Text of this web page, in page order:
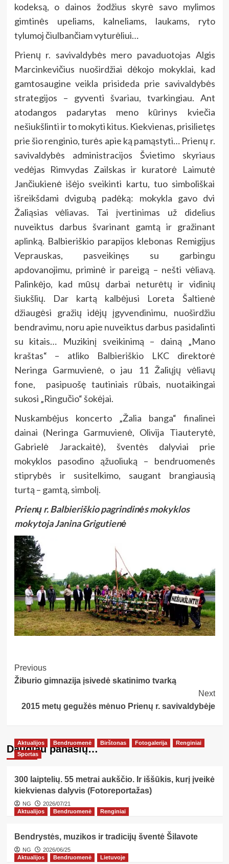
kodeksą, o dainos žodžius skyrė savo mylimos
gimtinės upeliams, kalneliams, laukams, ryto
tylumoj čiulbančiam vyturėliui…
Prienų r. savivaldybės mero pavaduotojas Algis
Marcinkevičius nuoširdžiai dėkojo mokyklai, kad
gamtosaugine veikla prisideda prie savivaldybės
strategijos – gyventi švariau, tvarkingiau. Ant
atodangos padarytas meno kūrinys kviečia
nešiukšlinti ir to mokyti kitus. Kiekvienas, prisilietęs
prie šio renginio, turės apie ką pamąstyti… Prienų r.
savivaldybės administracijos Švietimo skyriaus
vedėjas Rimvydas Zailskas ir kuratorė Laimutė
Jančiukienė išėjo sveikinti kartu, tuo simboliškai
išreikšdami dvigubą padėką: mokykla gavo dvi
Žaliąsias vėliavas. Tai įvertinimas už didelius
nuveiktus darbus švarinant gamtą ir gražinant
aplinką. Balbieriškio parapijos klebonas Remigijus
Veprauskas, pasveikinęs su garbingu
apdovanojimu, priminė ir pareigą – nešti vėliavą.
Palinkėjo, kad mūsų darbai neturėtų ir vidinių
šiukšlių. Dar kartą kalbėjusi Loreta Šaltienė
džiaugėsi gražių idėjų įgyvendinimu, nuoširdžiu
bendravimu, noru apie nuveiktus darbus pasidalinti
su kitais… Muzikinį sveikinimą – dainą „Mano
kraštas“ – atliko Balbieriškio LKC direktorė
Neringa Garmuvienė, o jau 11 Žaliųjų vėliavų
fone, pasipuošę tautiniais rūbais, nuotaikingai
sukosi „Ringučio“ šokėjai.
Nuskambėjus koncerto „Žalia banga“ finalinei
dainai (Neringa Garmuvienė, Olivija Tiauterytė,
Gabrielė Jarackaitė), šventės dalyviai prie
mokyklos pasodino ąžuoliuką – bendruomenės
stiprybės ir susitelkimo, saugant brangiausią
turtą – gamtą, simbolį.
Prienų r. Balbieriškio pagrindinės mokyklos
mokytoja Janina Grigutienė
Post
Navigation
Previous
Žiburio gimnazija įsivedė skatinimo tvarką
Next
2015 metų gegužės mėnuo Prienų r. savivaldybėje
Daugiau panašių…
Aktualijos Bendruomenė Birštonas Fotogalerija
Renginiai
Sportas
300 laiptelių. 55 metrai aukščio. Ir iššūkis, kurį įveikė
kiekvienas dalyvis (Fotoreportažas)
NG
2026/07/21
Aktualijos
Bendruomenė Renginiai
Bendrystės, muzikos ir tradicijų šventė Šilavote
NG
2026/06/25
Aktualijos
Bendruomenė Lietuvoje